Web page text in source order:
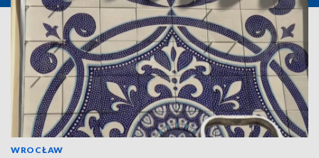
WROCŁAW